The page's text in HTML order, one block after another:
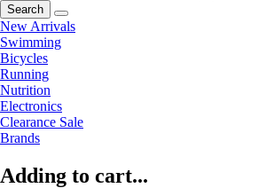
Search
New Arrivals
Swimming
Bicycles
Running
Nutrition
Electronics
Clearance Sale
Brands
Adding to cart...